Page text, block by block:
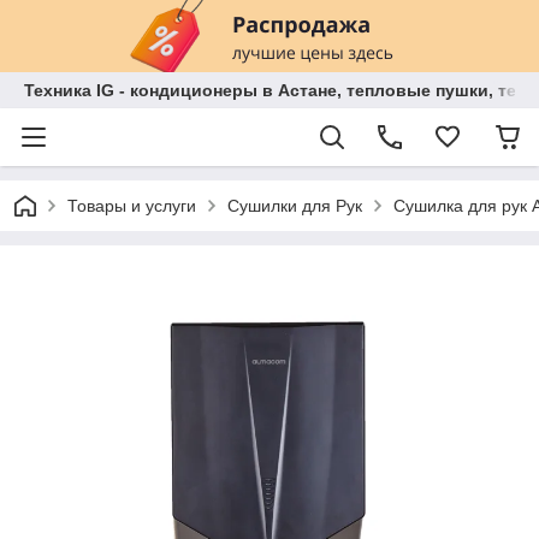
Техника IG - кондиционеры в Астане, тепловые пушки,
Товары и услуги Сушилки для Рук Сушилка для рук